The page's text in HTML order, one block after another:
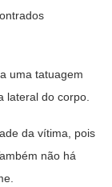
uma tatuagem
lateral do corpo.
da vítima, pois
não há